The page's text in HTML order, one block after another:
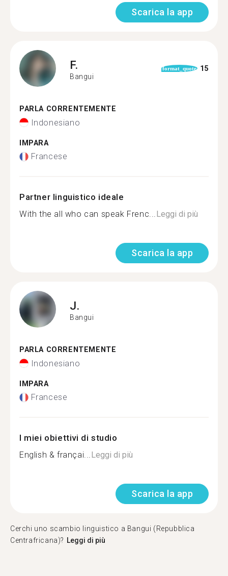
Scarica la app
F.
Bangui
format_quote 15
PARLA CORRENTEMENTE
Indonesiano
IMPARA
Francese
Partner linguistico ideale
With the all who can speak Frenc...Leggi di più
Scarica la app
J.
Bangui
PARLA CORRENTEMENTE
Indonesiano
IMPARA
Francese
I miei obiettivi di studio
English & françai...Leggi di più
Scarica la app
Cerchi uno scambio linguistico a Bangui (Repubblica
Centrafricana)? Leggi di più